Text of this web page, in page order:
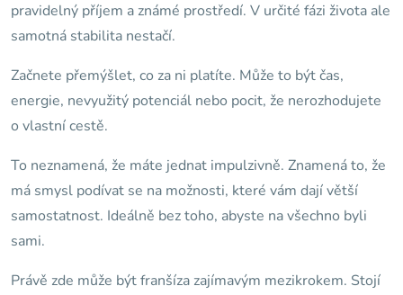
pravidelný příjem a známé prostředí. V určité fázi života ale
samotná stabilita nestačí.
Začnete přemýšlet, co za ni platíte. Může to být čas,
energie, nevyužitý potenciál nebo pocit, že nerozhodujete
o vlastní cestě.
To neznamená, že máte jednat impulzivně. Znamená to, že
má smysl podívat se na možnosti, které vám dají větší
samostatnost. Ideálně bez toho, abyste na všechno byli
sami.
Právě zde může být franšíza zajímavým mezikrokem. Stojí